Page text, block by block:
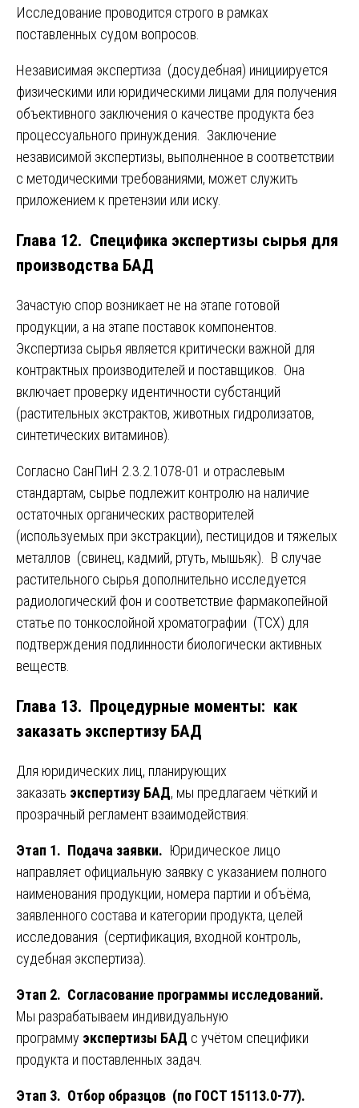
Исследование проводится строго в рамках
поставленных судом вопросов.
Независимая экспертиза (досудебная) инициируется
физическими или юридическими лицами для получения
объективного заключения о качестве продукта без
процессуального принуждения. Заключение
независимой экспертизы, выполненное в соответствии
с методическими требованиями, может служить
приложением к претензии или иску.
Глава 12. Специфика экспертизы сырья для
производства БАД
Зачастую спор возникает не на этапе готовой
продукции, а на этапе поставок компонентов.
Экспертиза сырья является критически важной для
контрактных производителей и поставщиков. Она
включает проверку идентичности субстанций
(растительных экстрактов, животных гидролизатов,
синтетических витаминов).
Согласно СанПиН 2.3.2.1078-01 и отраслевым
стандартам, сырье подлежит контролю на наличие
остаточных органических растворителей
(используемых при экстракции), пестицидов и тяжелых
металлов (свинец, кадмий, ртуть, мышьяк). В случае
растительного сырья дополнительно исследуется
радиологический фон и соответствие фармакопейной
статье по тонкослойной хроматографии (ТСХ) для
подтверждения подлинности биологически активных
веществ.
Глава 13. Процедурные моменты: как
заказать экспертизу БАД
Для юридических лиц, планирующих
заказать экспертизу БАД, мы предлагаем чёткий и
прозрачный регламент взаимодействия:
Этап 1. Подача заявки. Юридическое лицо
направляет официальную заявку с указанием полного
наименования продукции, номера партии и объёма,
заявленного состава и категории продукта, целей
исследования (сертификация, входной контроль,
судебная экспертиза).
Этап 2. Согласование программы исследований.
Мы разрабатываем индивидуальную
программу экспертизы БАД с учётом специфики
продукта и поставленных задач.
Этап 3. Отбор образцов (по ГОСТ 15113.0-77).